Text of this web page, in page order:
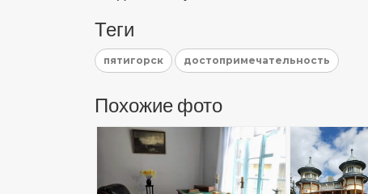
Теги
пятигорск достопримечательность
Похожие фото